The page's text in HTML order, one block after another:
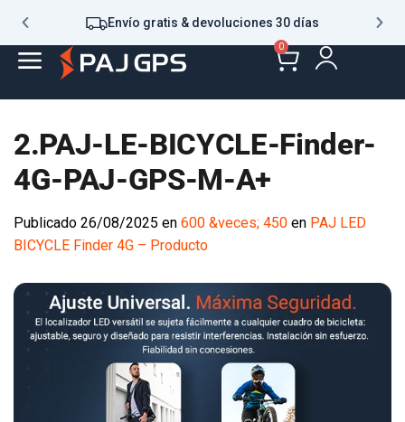
Envío gratis & devoluciones 30 días
0
2.PAJ-LE-BICYCLE-Finder-
4G-PAJ-GPS-M-A+
Publicado 26/08/2025 en 600 &veces; 450 en PAJ LED
BICYCLE Finder 4G – Producto